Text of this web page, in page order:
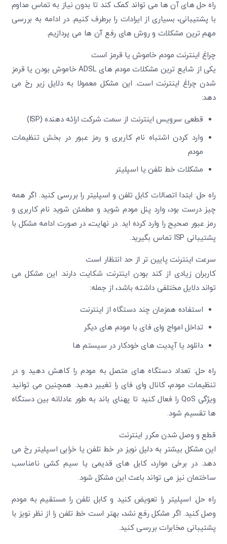
راه حل های آن ها می تواند کمک کند تا بدون نیاز به تماس مداوم
با پشتیبانی، بسیاری از ایرادات را برطرف کنیم. در ادامه به بررسی
مهم ترین مشکلات و روش های رفع آن ها می پردازیم.
چراغ اینترنت مودم خاموش یا قرمز است
یکی از شایع ترین مشکلات مودم های ADSL خاموش بودن یا قرمز
شدن چراغ اینترنت است. این مشکل معمولا به دلایل زیر رخ می
دهد:
قطعی سرویس اینترنت از سمت شرکت ارائه دهنده (ISP)
وارد کردن اشتباه نام کاربری و رمز عبور در بخش تنظیمات
مودم
مشکلات خط تلفن یا اسپلیتر
راه حل: ابتدا اتصالات کابل تلفن و اسپلیتر را بررسی کنید. اگر همه
چیز درست بود، وارد پنل مودم شوید و مطمئن شوید نام کاربری و
رمز عبور صحیح را وارد کرده اید. در نهایت، در صورت ادامه مشکل با
پشتیبانی ISP تماس بگیرید.
سرعت اینترنت پایین تر از حد انتظار است
کاربران زیادی از کند بودن اینترنت شکایت دارند. این مشکل می
تواند دلایل مختلفی داشته باشد، از جمله:
استفاده همزمان چند دستگاه از اینترنت
تداخل امواج وای فای با مودم های دیگر
دانلود یا آپدیت های خودکار در سیستم ها
راه حل: تعداد دستگاه های متصل به مودم را کاهش دهید و در
تنظیمات مودم، کانال وای فای را تغییر دهید. همچنین می توانید
ویژگی QoS را فعال کنید تا پهنای باند به طور عادلانه بین دستگاه
ها تقسیم شود.
قطع و وصل شدن مکرر اینترنت
این مشکل بیشتر به دلیل نویز در خط تلفن یا خرابی اسپلیتر رخ می
دهد. در برخی موارد، کابل های قدیمی یا سیم کشی نامناسب
ساختمان نیز می تواند باعث این مشکل شود.
راه حل: اسپلیتر را تعویض کنید و کابل تلفن را مستقیم به مودم
وصل کنید. اگر مشکل رفع نشد، بهتر است خط تلفن را از نظر نویز با
پشتیبانی مخابرات بررسی کنید.